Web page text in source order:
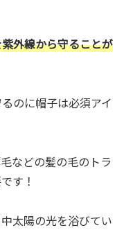
外線から守ることが
のに帽子は必須アイ
などの髪の毛のトラ
す！
太陽の光を浴びてい